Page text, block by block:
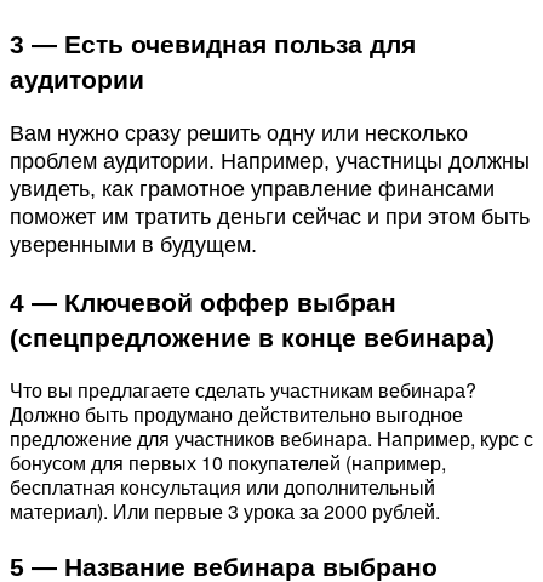
3 — Есть очевидная польза для
аудитории
Вам нужно сразу решить одну или несколько
проблем аудитории. Например, участницы должны
увидеть, как грамотное управление финансами
поможет им тратить деньги сейчас и при этом быть
уверенными в будущем.
4 — Ключевой оффер выбран
(спецпредложение в конце вебинара)
Что вы предлагаете сделать участникам вебинара?
Должно быть продумано действительно выгодное
предложение для участников вебинара. Например, курс с
бонусом для первых 10 покупателей (например,
бесплатная консультация или дополнительный
материал). Или первые 3 урока за 2000 рублей.
5 — Название вебинара выбрано